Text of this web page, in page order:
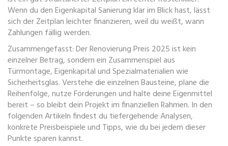
Wenn du denEigenkapital Sanierungklar im Blick hast, lässt
sich der Zeitplan leichter finanzieren, weil du weißt, wann
Zahlungen fällig werden.
Zusammengefasst: DerRenovierung Preis 2025ist kein
einzelner Betrag, sondern ein Zusammenspiel aus
Türmontage, Eigenkapital und Spezialmaterialien wie
Sicherheitsglas. Verstehe die einzelnen Bausteine, plane die
Reihenfolge, nutze Förderungen und halte deine Eigenmittel
bereit – so bleibt dein Projekt im finanziellen Rahmen. In den
folgenden Artikeln findest du tiefergehende Analysen,
konkrete Preisbeispiele und Tipps, wie du bei jedem dieser
Punkte sparen kannst.